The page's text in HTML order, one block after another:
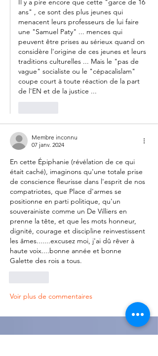
Il y a pire encore que cette "garce de 16
ans" , ce sont des plus jeunes qui
menacent leurs professeurs de lui faire
une "Samuel Paty" ... mences qui
peuvent être prises au sérieux quand on
considère l'origine de ces jeunes et leurs
traditions culturelles ... Mais le "pas de
vague" socialiste ou le "cépacalislam"
coupe court à toute réaction de la part
de l'EN et de la justice ...
Membre inconnu
07 janv. 2024
En cette Épiphanie (révélation de ce qui
était caché), imaginons qu'une totale prise
de conscience fleurisse dans l'esprit de nos
compatriotes, que Place d'armes se
positionne en parti politique, qu'un
souverainiste comme un De Villiers en
prenne la tête, et que les mots honneur,
dignité, courage et discipline reinvestissent
les âmes.......excusez moi, j'ai dû rêver à
haute voix....bonne année et bonne
Galette des rois a tous.
Voir plus de commentaires